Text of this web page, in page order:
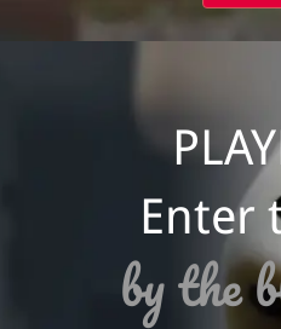
Enter
by the